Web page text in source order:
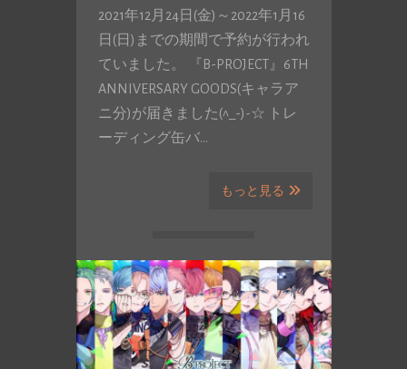
2021年12月24日(金)～2022年1月16
日(日)までの期間で予約が行われ
ていました。 『B-PROJECT』6TH
ANNIVERSARY GOODS(キャラア
ニ分)が届きました(^_-)-☆ トレ
ーディング缶バ…
もっと見る